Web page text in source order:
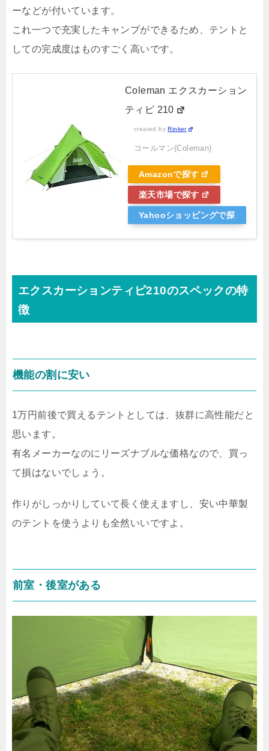
ーなどが付いています。
これ一つで充実したキャンプができるため、テントと
しての完成度はものすごく高いです。
Coleman エクスカーション
ティピ 210
created byRinker
コールマン(Coleman)
Amazonで探す
楽天市場で探す
Yahooショッピングで探
エクスカーションティピ210のスペックの特
徴
機能の割に安い
1万円前後で買えるテントとしては、抜群に高性能だと
思います。
有名メーカーなのにリーズナブルな価格なので、買っ
て損はないでしょう。
作りがしっかりしていて長く使えますし、安い中華製
のテントを使うよりも全然いいですよ。
前室・後室がある